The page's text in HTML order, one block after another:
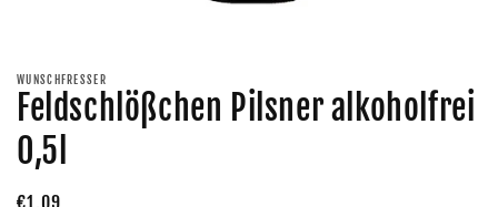
Modal
öffnen
WUNSCHFRESSER
Feldschlößchen Pilsner alkoholfrei
0,5l
Normaler
€1,09